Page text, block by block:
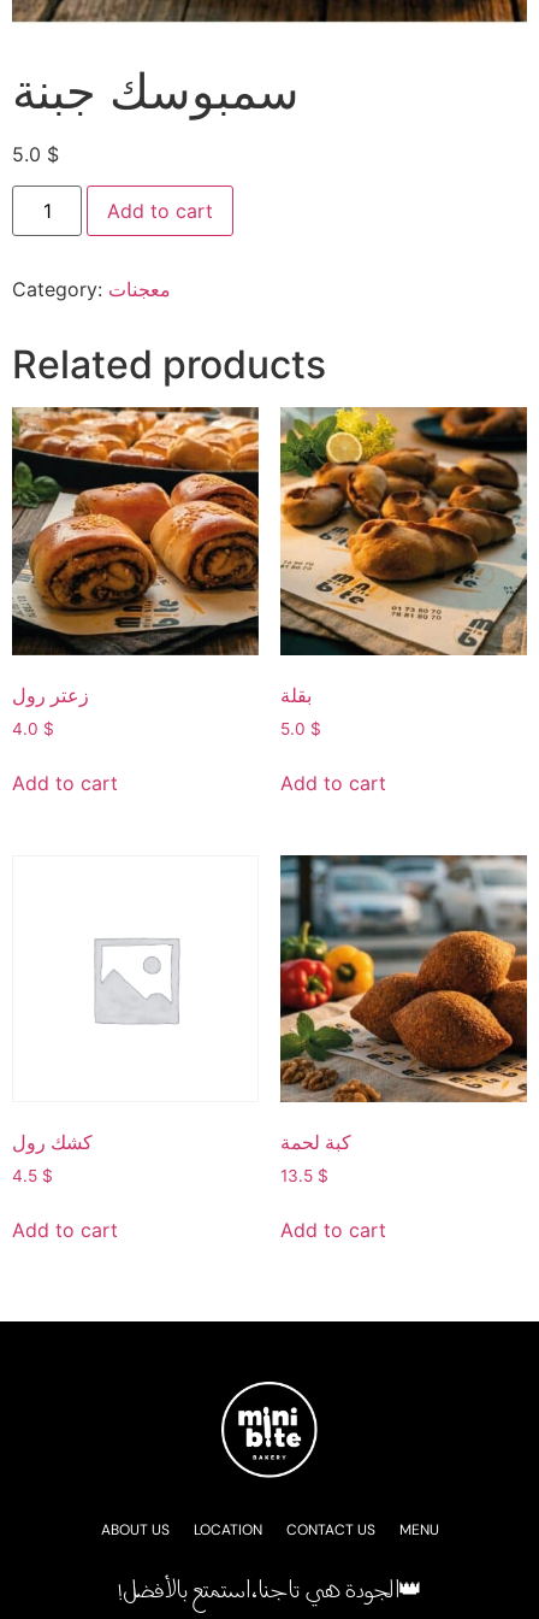
سمبوسك جبنة
5.0 $
Add to cart
Category: معجنات
Related products
زعتر رول
4.0 $
Add to cart
بقلة
5.0 $
Add to cart
كشك رول
4.5 $
Add to cart
كبة لحمة
13.5 $
Add to cart
ABOUT US LOCATION CONTACT US MENU
!الجودة هي تاجنا، استمتع بالأفضل👑